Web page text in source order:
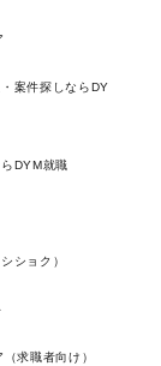
案件探しならDY
DYM就職
ショク）
求職者向け）